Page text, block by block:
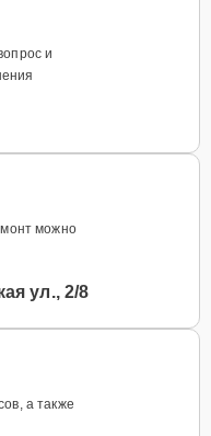
и
можно
ул., 2/8
а также